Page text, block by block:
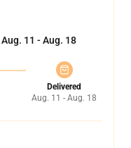
Aug. 11 - Aug. 18
Delivered
Aug. 11 - Aug. 18